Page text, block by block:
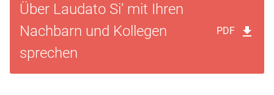
Über Laudato Si’ mit Ihren
Nachbarn und Kollegen
sprechen
PDF